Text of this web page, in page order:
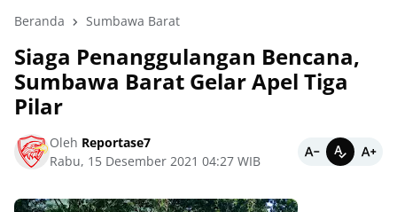
Beranda Sumbawa Barat
Siaga Penanggulangan Bencana,
Sumbawa Barat Gelar Apel Tiga
Pilar
Oleh Reportase7
Rabu, 15 Desember 2021 04:27 WIB